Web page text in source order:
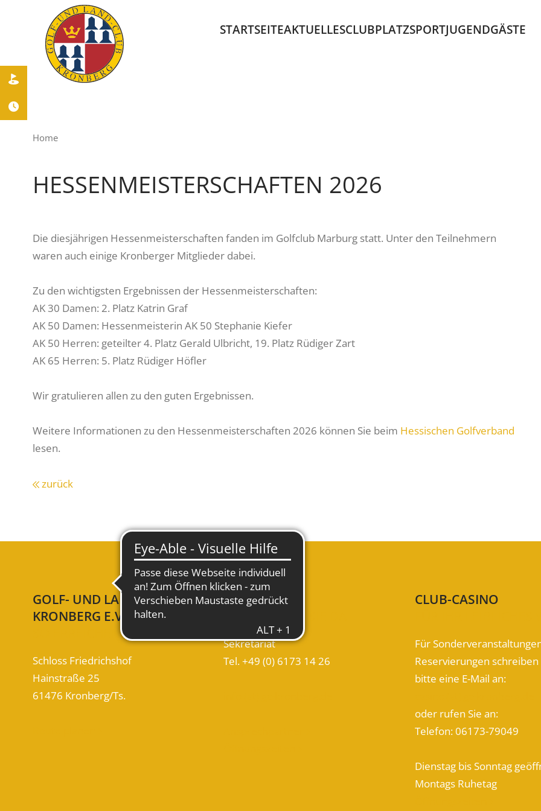
STARTSEITEAKTUELLESCLUBPLATZSPORTJUGENDGÄSTE


Home
HESSENMEISTERSCHAFTEN 2026
Die diesjährigen Hessenmeisterschaften fanden im Golfclub Marburg statt. Unter den Teilnehmern
waren auch einige Kronberger Mitglieder dabei.
Zu den wichtigsten Ergebnissen der Hessenmeisterschaften:
AK 30 Damen: 2. Platz Katrin Graf
AK 50 Damen: Hessenmeisterin AK 50 Stephanie Kiefer
AK 50 Herren: geteilter 4. Platz Gerald Ulbricht, 19. Platz Rüdiger Zart
AK 65 Herren: 5. Platz Rüdiger Höfler
Wir gratulieren allen zu den guten Ergebnissen.
Weitere Informationen zu den Hessenmeisterschaften 2026 können Sie beim Hessischen Golfverband
lesen.
zurück
GOLF- UND LAND-CLUB
KRONBERG E.V.
SO ERREICHEN SIE UNS
Schloss Friedrichshof
Hainstraße 25
61476 Kronberg/Ts.
KONTAKT
Sekretariat
Tel. +49 (0) 6173 14 26
CLUB-CASINO
Für
Reservierungen schreiben
bitte eine E-Mail an:
oder rufen Sie an:
Telefon: 06173-79049
Dienstag bis Sonntag
Montags Ruhetag